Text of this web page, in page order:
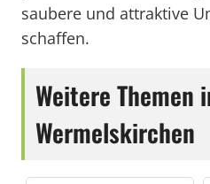
saubere und attraktive
schaffen.
Weitere Themen
Wermelskirchen